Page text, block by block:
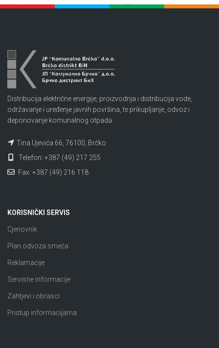
Distribucija električne energije, proizvodnja i distribucija vode,
održavanje i uređenje javnih površina, te prikupljanje, odvoz i
deponovanje komunalnog otpada.
Tina Ujevića 66, 76100, Brčko
Telefon: +387 (49) 217 255
Fax: +387 (49) 216 118
KORISNIČKI SERVIS
Cjenovnik
Plan odvoza smeća
Reklamacije
Servisne informacije
Zahtjevi i obrasci
Pristup informacijama